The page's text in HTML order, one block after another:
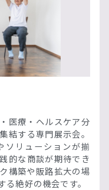
医療・ヘルスケア分
結する専門展示会。
ソリューションが揃
的な商談が期待でき
構築や販路拡大の場
絶好の機会です。